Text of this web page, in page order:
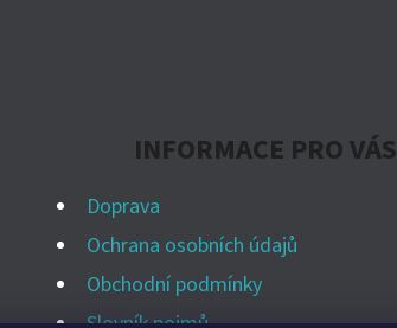
INFORMACE PRO VÁS
Doprava
Ochrana osobních údajů
Obchodní podmínky